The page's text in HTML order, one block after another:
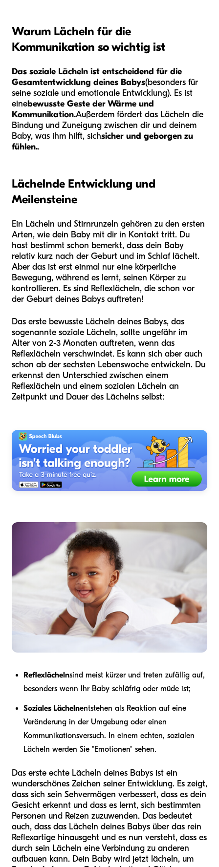
Warum Lächeln für die
Kommunikation so wichtig ist
Das soziale Lächeln ist entscheidend für die
Gesamtentwicklung deines Babys(besonders für
seine soziale und emotionale Entwicklung). Es ist
einebewusste Geste der Wärme und
Kommunikation.Außerdem fördert das Lächeln die
Bindung und Zuneigung zwischen dir und deinem
Baby, was ihm hilft, sichsicher und geborgen zu
fühlen..
Lächelnde Entwicklung und
Meilensteine
Ein Lächeln und Stirnrunzeln gehören zu den ersten
Arten, wie dein Baby mit dir in Kontakt tritt. Du
hast bestimmt schon bemerkt, dass dein Baby
relativ kurz nach der Geburt und im Schlaf lächelt.
Aber das ist erst einmal nur eine körperliche
Bewegung, während es lernt, seinen Körper zu
kontrollieren. Es sind Reflexlächeln, die schon vor
der Geburt deines Babys auftreten!
Das erste bewusste Lächeln deines Babys, das
sogenannte soziale Lächeln, sollte ungefähr im
Alter von 2-3 Monaten auftreten, wenn das
Reflexlächeln verschwindet. Es kann sich aber auch
schon ab der sechsten Lebenswoche entwickeln. Du
erkennst den Unterschied zwischen einem
Reflexlächeln und einem sozialen Lächeln an
Zeitpunkt und Dauer des Lächelns selbst:
Reflexlächelnsind meist kürzer und treten zufällig auf,
besonders wenn Ihr Baby schläfrig oder müde ist;
Soziales Lächelnentstehen als Reaktion auf eine
Veränderung in der Umgebung oder einen
Kommunikationsversuch. In einem echten, sozialen
Lächeln werden Sie "Emotionen" sehen.
Das erste echte Lächeln deines Babys ist ein
wunderschönes Zeichen seiner Entwicklung. Es zeigt,
dass sich sein Sehvermögen verbessert, dass es dein
Gesicht erkennt und dass es lernt, sich bestimmten
Personen und Reizen zuzuwenden. Das bedeutet
auch, dass das Lächeln deines Babys über das rein
Reflexartige hinausgeht und es nun versteht, dass es
durch sein Lächeln eine Verbindung zu anderen
aufbauen kann. Dein Baby wird jetzt lächeln, um